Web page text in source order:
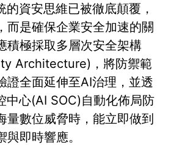
的資安思維已被徹底顛覆，
而是確保企業安全加速的關
積極採取多層次安全架構
Architecture)，將防禦範
證全面延伸至AI治理，並透
中心(AI SOC)自動化佈局防
量數位威脅時，能立即做到
即時響應。